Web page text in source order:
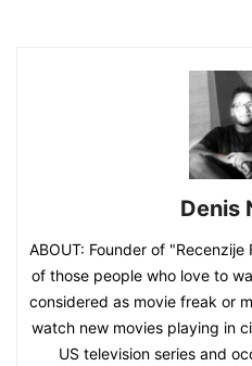
Denis
ABOUT: Founder of
of those people who love to
considered as movie freak or
watch new movies playing in
US television series and